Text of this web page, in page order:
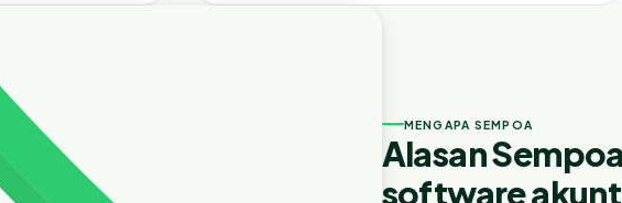
MENGAPA SEMPOA
Alasan
software